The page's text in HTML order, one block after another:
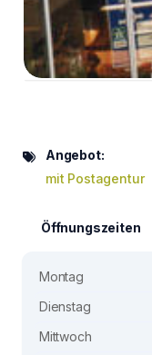
Angebot:
mit Postagentur
Öffnungszeiten
Montag
Dienstag
Mittwoch